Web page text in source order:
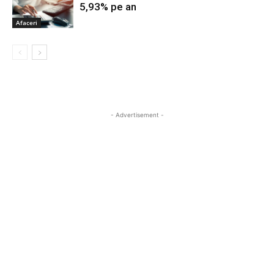
Afaceri
5,93% pe an
- Advertisement -